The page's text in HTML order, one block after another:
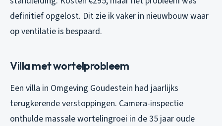
definitief opgelost. Dit zie ik vaker in nieuwbouw waar
op ventilatie is bespaard.
Villa met wortelprobleem
Een villa in Omgeving Goudestein had jaarlijks
terugkerende verstoppingen. Camera-inspectie
onthulde massale wortelingroei in de 35 jaar oude